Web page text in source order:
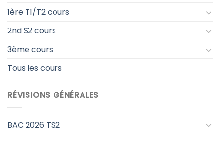
1ère T1/T2 cours
2nd S2 cours
3ème cours
Tous les cours
RÉVISIONS GÉNÉRALES
BAC 2026 TS2